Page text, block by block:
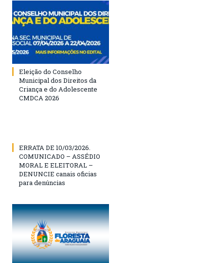
Eleição do Conselho
Municipal dos Direitos da
Criança e do Adolescente
CMDCA 2026
ERRATA DE 10/03/2026.
COMUNICADO – ASSÉDIO
MORAL E ELEITORAL –
DENUNCIE canais oficias
para denúncias